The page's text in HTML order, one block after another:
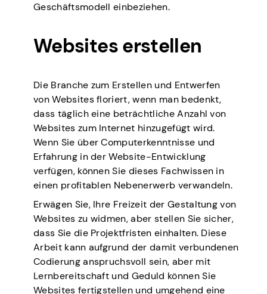
Geschäftsmodell einbeziehen.
Websites erstellen
Die Branche zum Erstellen und Entwerfen
von Websites floriert, wenn man bedenkt,
dass täglich eine beträchtliche Anzahl von
Websites zum Internet hinzugefügt wird.
Wenn Sie über Computerkenntnisse und
Erfahrung in der Website-Entwicklung
verfügen, können Sie dieses Fachwissen in
einen profitablen Nebenerwerb verwandeln.
Erwägen Sie, Ihre Freizeit der Gestaltung von
Websites zu widmen, aber stellen Sie sicher,
dass Sie die Projektfristen einhalten. Diese
Arbeit kann aufgrund der damit verbundenen
Codierung anspruchsvoll sein, aber mit
Lernbereitschaft und Geduld können Sie
Websites fertigstellen und umgehend eine